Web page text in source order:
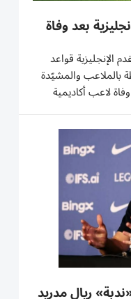
بعد وفاة
الإنجليزية قواعد
بالملاعب والمشيّدة
لاعب أكاديمية
تشيتشستر سيتي
عن 21 عاماً بعد تعرضه في أيلول/سبتمبر 2025 لإصابة في
ريال مدريد